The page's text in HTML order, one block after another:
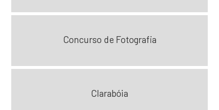
Concurso de Fotografia
Clarabóia